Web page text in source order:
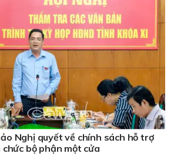
Nghị quyết về chính sách hỗ trợ
bộ phận một cửa